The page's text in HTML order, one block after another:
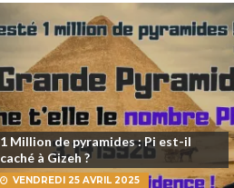
1 Million de pyramides : Pi est-il
caché à Gizeh ?
VENDREDI 25 AVRIL 2025